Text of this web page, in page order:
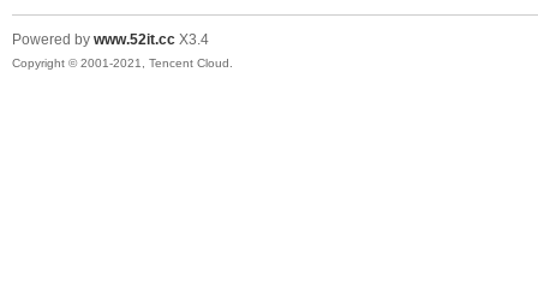
Powered by www.52it.cc X3.4
Copyright © 2001-2021, Tencent Cloud.